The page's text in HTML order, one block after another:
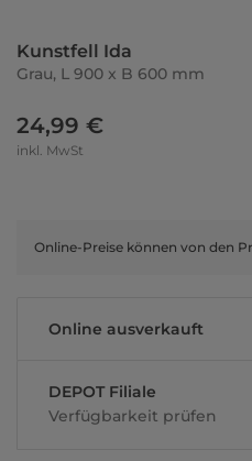
Kunstfell Ida
Grau, L 900 x B 600 mm
24,99 €
inkl. MwSt
Online ausverkauft
DEPOT Filiale
Verfügbarkeit prüfen